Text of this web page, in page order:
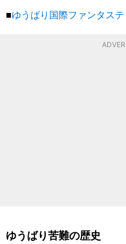
■ゆうばり国際ファンタス
ゆうばり苦難の歴史